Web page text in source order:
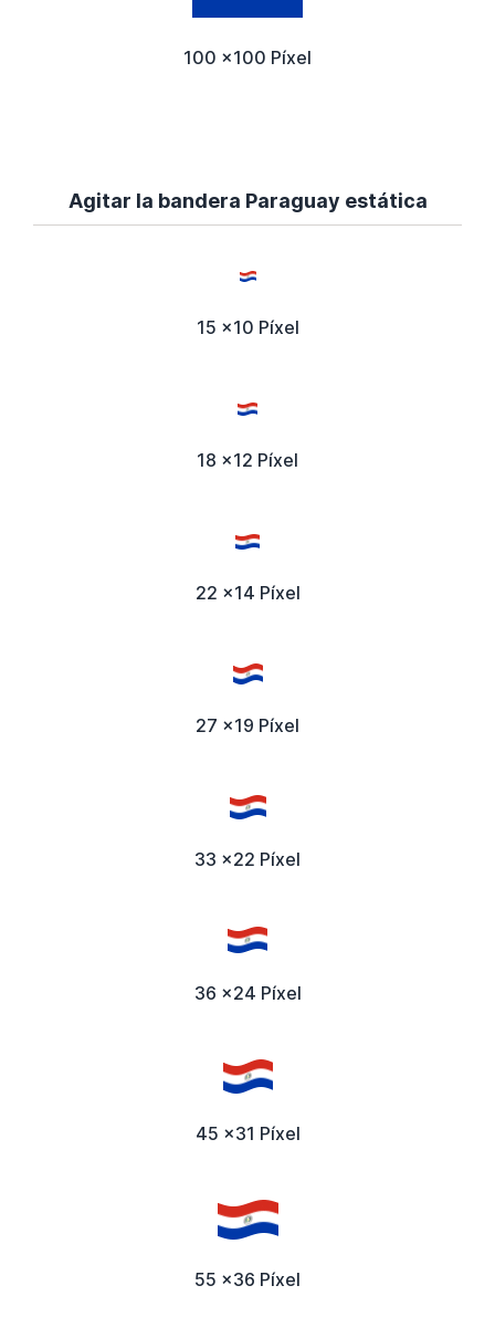
100 x100 Píxel
Agitar la bandera Paraguay estática
15 x10 Píxel
18 x12 Píxel
22 x14 Píxel
27 x19 Píxel
33 x22 Píxel
36 x24 Píxel
45 x31 Píxel
55 x36 Píxel